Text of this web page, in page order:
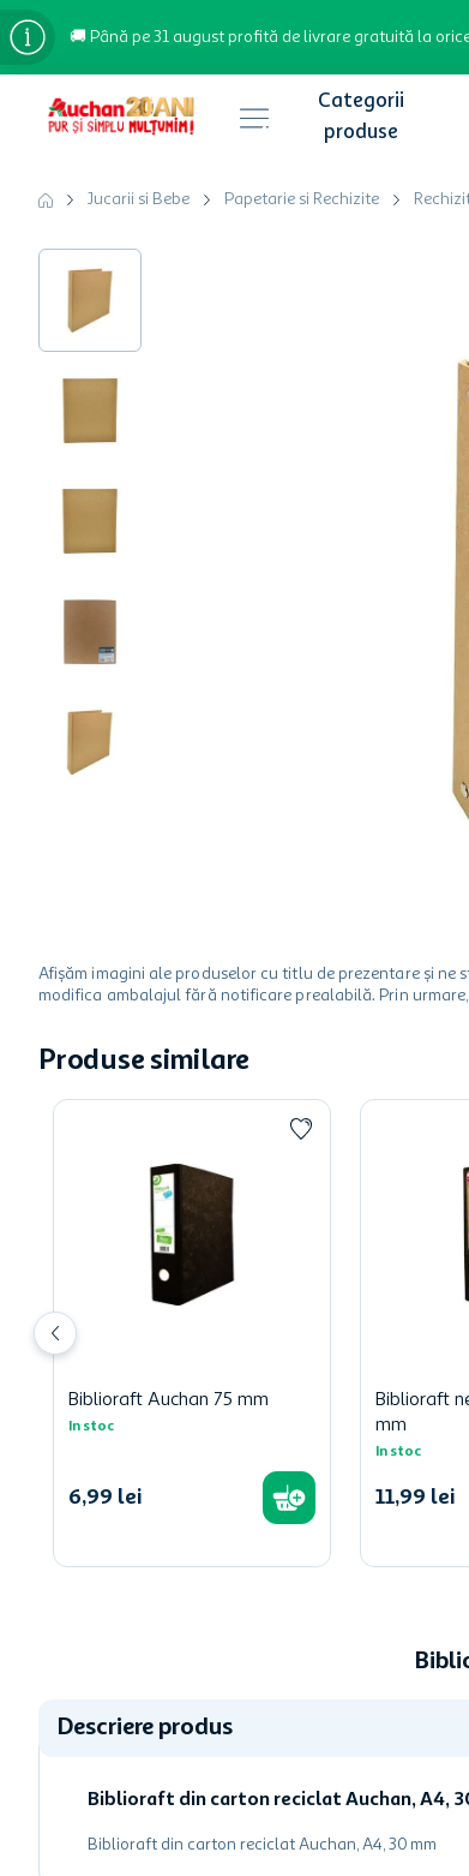
🚚 Până pe 31 august profită de livrare gratuită la
Jucarii si Bebe Papetarie si Rechizite
Afișăm imagini ale produselor cu titlu de prezentare și
modifica ambalajul fără notificare prealabilă. Prin
Produse similare
Biblioraft Auchan 75 mm
In stoc
6,99 lei
Biblioraft
mm
In stoc
11,99 lei
Descriere produs
Biblioraft din carton reciclat Auchan, A4,
Biblioraft din carton reciclat Auchan, A4, 30 mm